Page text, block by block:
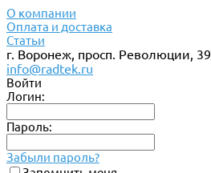
О компании
Оплата и доставка
Статьи
г. Воронеж, просп. Революции, 39
info@radtek.ru
Войти
Логин:
Пароль:
Забыли пароль?